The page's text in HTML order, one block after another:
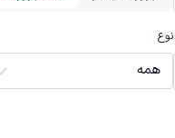
نوع
همه